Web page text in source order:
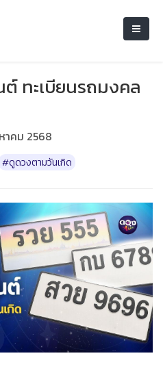
ทะเบียนรถมงคล
าคม 2568
#ดูดวงตามวันเกิด